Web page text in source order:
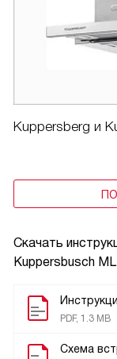
Скачать
Kuppersbusch
PDF, 1.3 MB
Схема
Kuppersberg и